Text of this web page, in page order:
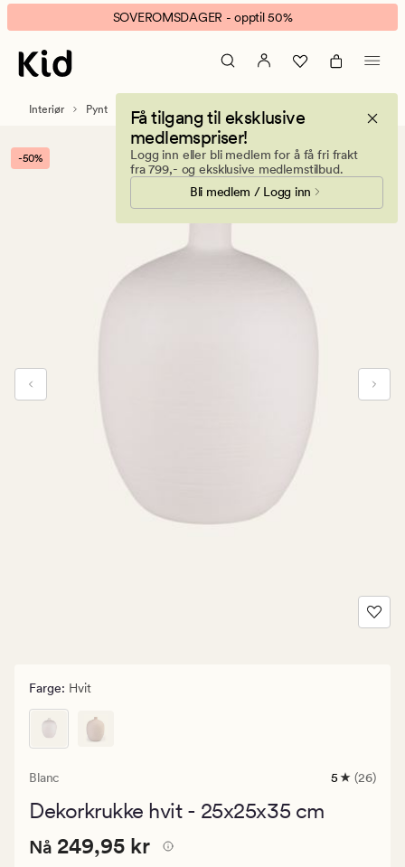
Blanc
dekorkrukke
hvit
banner.
Klikk
ESCAPE
pause.
SOVEROMSDAGER - opptil 50%
Få tilgang til eksklusive
medlemspriser!
Logg inn eller bli medlem for å få fri frakt
fra 799,- og eksklusive medlemstilbud.
Bli medlem / Logg inn
Interiør Pynt
-50%
Farge: Hvit
Blanc
26
5 (26)
Dekorkrukke hvit - 25x25x35 cm
Nåværende
Nåværende pris
Nå 249,95 kr